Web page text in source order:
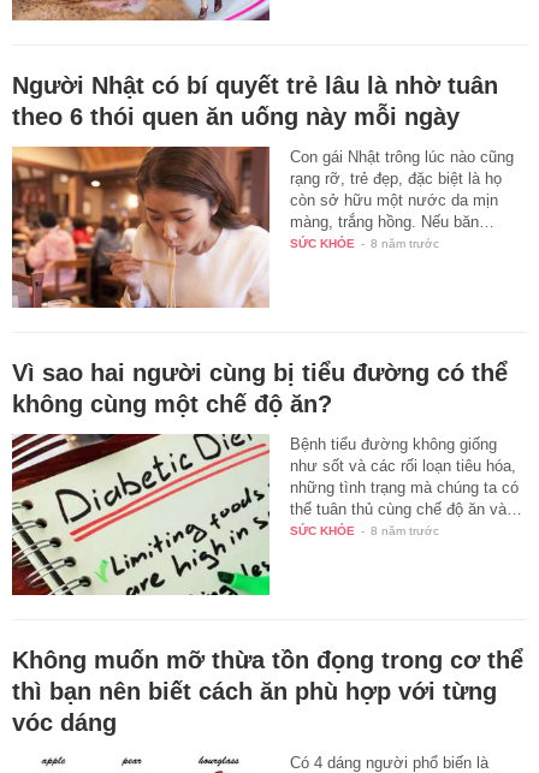
Người Nhật có bí quyết trẻ lâu là nhờ tuân
theo 6 thói quen ăn uống này mỗi ngày
Con gái Nhật trông lúc nào cũng
rạng rỡ, trẻ đẹp, đặc biệt là họ
còn sở hữu một nước da mịn
màng, trắng hồng. Nếu băn…
SỨC KHỎE - 8 năm trước
Vì sao hai người cùng bị tiểu đường có thể
không cùng một chế độ ăn?
Bệnh tiểu đường không giống
như sốt và các rối loạn tiêu hóa,
những tình trạng mà chúng ta có
thể tuân thủ cùng chế độ ăn và…
SỨC KHỎE - 8 năm trước
Không muốn mỡ thừa tồn đọng trong cơ thể
thì bạn nên biết cách ăn phù hợp với từng
vóc dáng
Có 4 dáng người phổ biến là